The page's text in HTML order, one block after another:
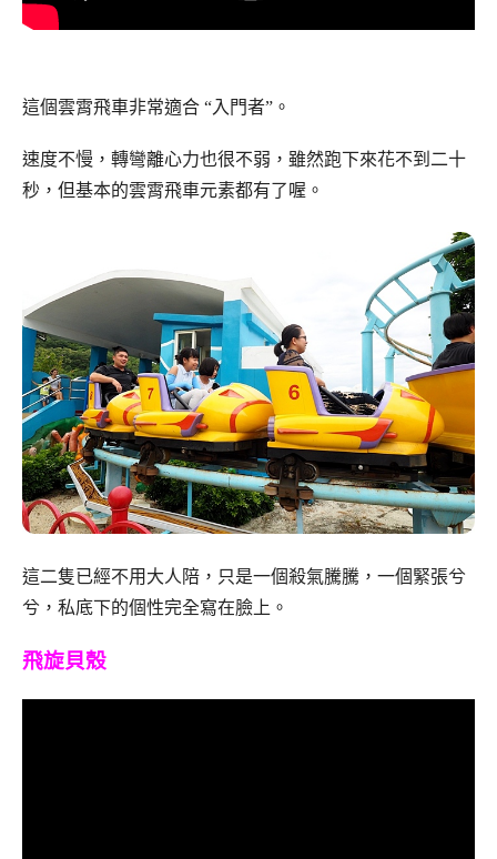
這個雲霄飛車非常適合 “入門者”。
速度不慢，轉彎離心力也很不弱，雖然跑下來花不到二十
秒，但基本的雲霄飛車元素都有了喔。
這二隻已經不用大人陪，只是一個殺氣騰騰，一個緊張兮
兮，私底下的個性完全寫在臉上。
飛旋貝殼